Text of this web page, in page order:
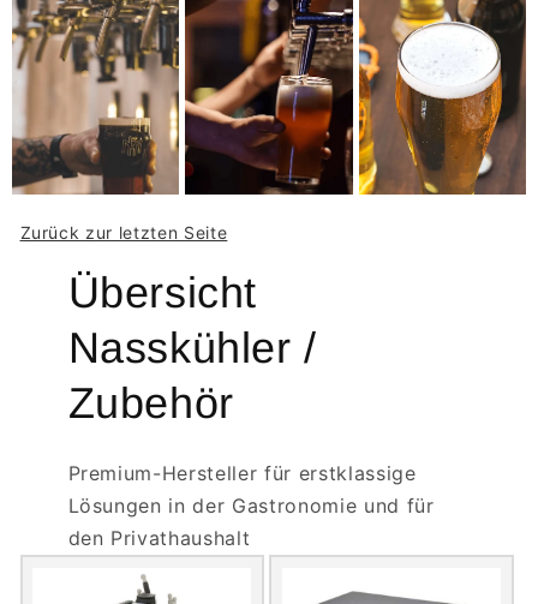
Zurück zur letzten Seite
Übersicht
Nasskühler /
Zubehör
Premium-Hersteller für erstklassige
Lösungen in der Gastronomie und für
den Privathaushalt